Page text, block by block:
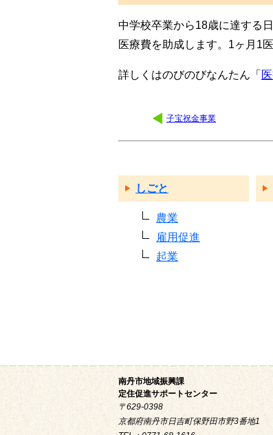
中学校卒業から18歳に達する
医療費を助成します。1ヶ月1
詳しくはのびのびなんたん「
子宝祝金事業
しごと
農業
雇用促進
起業
南丹市地域振興課
定住促進サポートセンター
〒629-0398
京都府南丹市日吉町保野田市野3番地1